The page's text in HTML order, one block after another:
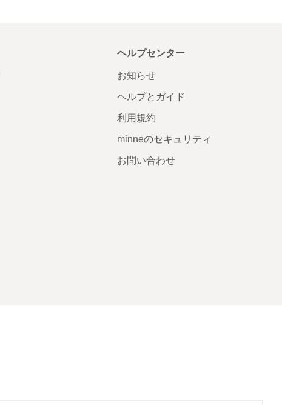
ヘルプセンター
お知らせ
ヘルプとガイド
利用規約
minneのセキュリティ
お問い合わせ